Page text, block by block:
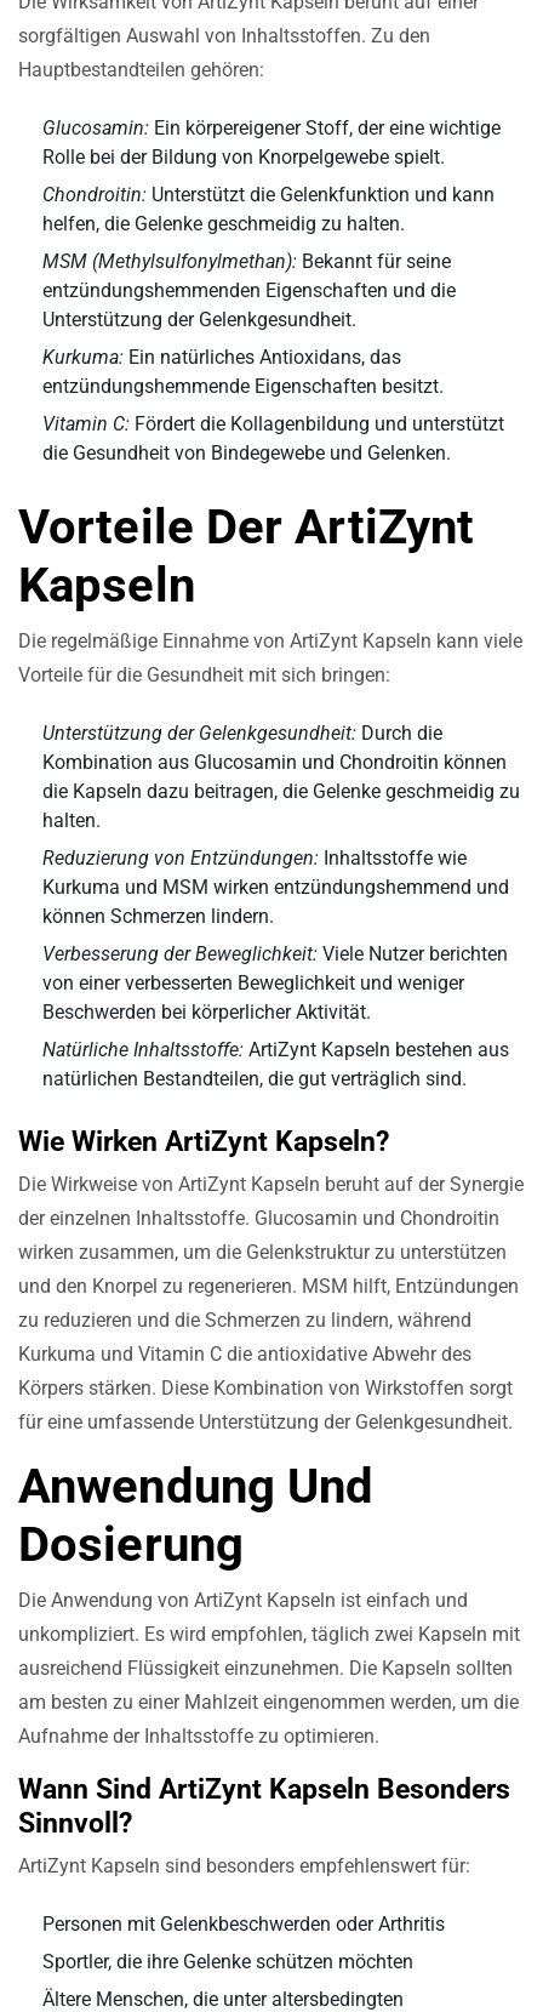
sorgfältigen Auswahl von Inhaltsstoffen. Zu den
Hauptbestandteilen gehören:
Glucosamin: Ein körpereigener Stoff, der eine wichtige
Rolle bei der Bildung von Knorpelgewebe spielt.
Chondroitin: Unterstützt die Gelenkfunktion und kann
helfen, die Gelenke geschmeidig zu halten.
MSM (Methylsulfonylmethan): Bekannt für seine
entzündungshemmenden Eigenschaften und die
Unterstützung der Gelenkgesundheit.
Kurkuma: Ein natürliches Antioxidans, das
entzündungshemmende Eigenschaften besitzt.
Vitamin C: Fördert die Kollagenbildung und unterstützt
die Gesundheit von Bindegewebe und Gelenken.
Vorteile Der ArtiZynt
Kapseln
Die regelmäßige Einnahme von ArtiZynt Kapseln kann viele
Vorteile für die Gesundheit mit sich bringen:
Unterstützung der Gelenkgesundheit: Durch die
Kombination aus Glucosamin und Chondroitin können
die Kapseln dazu beitragen, die Gelenke geschmeidig zu
halten.
Reduzierung von Entzündungen: Inhaltsstoffe wie
Kurkuma und MSM wirken entzündungshemmend und
können Schmerzen lindern.
Verbesserung der Beweglichkeit: Viele Nutzer berichten
von einer verbesserten Beweglichkeit und weniger
Beschwerden bei körperlicher Aktivität.
Natürliche Inhaltsstoffe: ArtiZynt Kapseln bestehen aus
natürlichen Bestandteilen, die gut verträglich sind.
Wie Wirken ArtiZynt Kapseln?
Die Wirkweise von ArtiZynt Kapseln beruht auf der Synergie
der einzelnen Inhaltsstoffe. Glucosamin und Chondroitin
wirken zusammen, um die Gelenkstruktur zu unterstützen
und den Knorpel zu regenerieren. MSM hilft, Entzündungen
zu reduzieren und die Schmerzen zu lindern, während
Kurkuma und Vitamin C die antioxidative Abwehr des
Körpers stärken. Diese Kombination von Wirkstoffen sorgt
für eine umfassende Unterstützung der Gelenkgesundheit.
Anwendung Und
Dosierung
Die Anwendung von ArtiZynt Kapseln ist einfach und
unkompliziert. Es wird empfohlen, täglich zwei Kapseln mit
ausreichend Flüssigkeit einzunehmen. Die Kapseln sollten
am besten zu einer Mahlzeit eingenommen werden, um die
Aufnahme der Inhaltsstoffe zu optimieren.
Wann Sind ArtiZynt Kapseln Besonders
Sinnvoll?
ArtiZynt Kapseln sind besonders empfehlenswert für:
Personen mit Gelenkbeschwerden oder Arthritis
Sportler, die ihre Gelenke schützen möchten
Ältere Menschen, die unter altersbedingten